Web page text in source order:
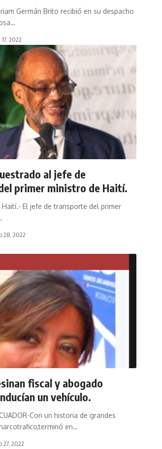
Germán Brito recibió en su despacho
2022
al jefe de
primer ministro de Haití.
Haití.- El jefe de transporte del primer
28, 2022
fiscal y abogado
un vehículo.
Con un historia de grandes
en…
27, 2022